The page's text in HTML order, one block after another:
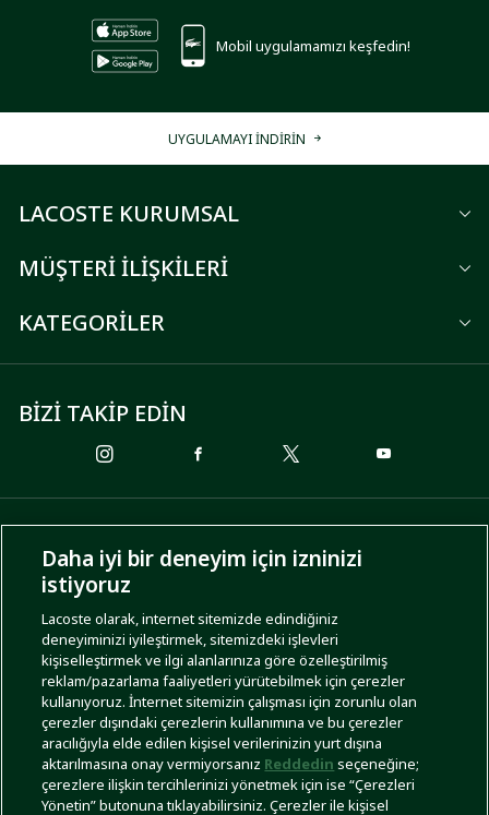
Mobil uygulamamızı keşfedin!
UYGULAMAYI İNDİRİN
LACOSTE KURUMSAL
MÜŞTERİ İLİŞKİLERİ
KATEGORİLER
BİZİ TAKİP EDİN
ÖDEME SEÇENEKLERİ
KARGO SEÇENEKLERİ
İşlem RehberiSite HaritasıKullanım ŞartlarıGizlilik Politikası
Daha iyi bir deneyim için izninizi
istiyoruz
Lacoste olarak, internet sitemizde edindiğiniz
deneyiminizi iyileştirmek, sitemizdeki işlevleri
kişiselleştirmek ve ilgi alanlarınıza göre özelleştirilmiş
reklam/pazarlama faaliyetleri yürütebilmek için çerezler
kullanıyoruz. İnternet sitemizin çalışması için zorunlu olan
çerezler dışındaki çerezlerin kullanımına ve bu çerezler
aracılığıyla elde edilen kişisel verilerinizin yurt dışına
aktarılmasına onay vermiyorsanız Reddedin seçeneğine;
çerezlere ilişkin tercihlerinizi yönetmek için ise “Çerezleri
Yönetin” butonuna tıklayabilirsiniz. Çerezler ile kişisel